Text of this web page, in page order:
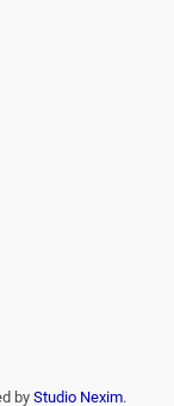
by Studio Nexim.